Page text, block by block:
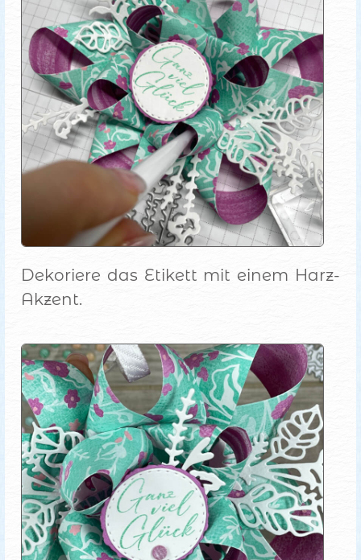
Dekoriere das Etikett mit einem Harz-
Akzent.